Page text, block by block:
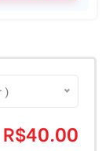
)
R$40.00